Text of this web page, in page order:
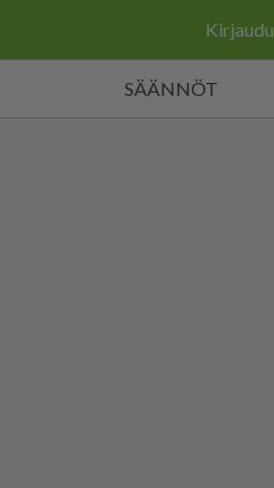
Kirjaudu
SÄÄNNÖT